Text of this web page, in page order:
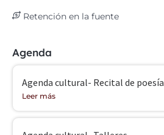
Retención en la fuente
Agenda
Agenda cultural- Recital de poesía
Leer más